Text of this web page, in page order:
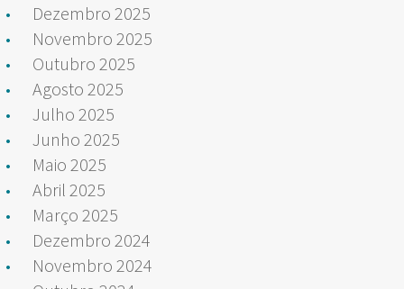
Dezembro 2025
Novembro 2025
Outubro 2025
Agosto 2025
Julho 2025
Junho 2025
Maio 2025
Abril 2025
Março 2025
Dezembro 2024
Novembro 2024